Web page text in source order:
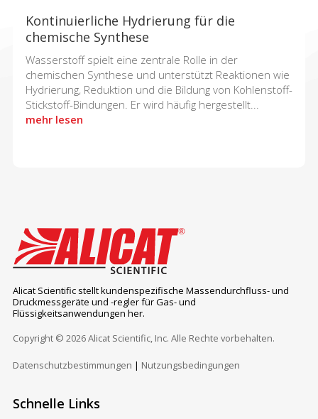
Kontinuierliche Hydrierung für die
chemische Synthese
Wasserstoff spielt eine zentrale Rolle in der
chemischen Synthese und unterstützt Reaktionen wie
Hydrierung, Reduktion und die Bildung von Kohlenstoff-
Stickstoff-Bindungen. Er wird häufig hergestellt...
mehr lesen
Alicat Scientific stellt kundenspezifische Massendurchfluss- und
Druckmessgeräte und -regler für Gas- und
Flüssigkeitsanwendungen her.
Copyright © 2026 Alicat Scientific, Inc. Alle Rechte vorbehalten.
Datenschutzbestimmungen | Nutzungsbedingungen
Schnelle Links